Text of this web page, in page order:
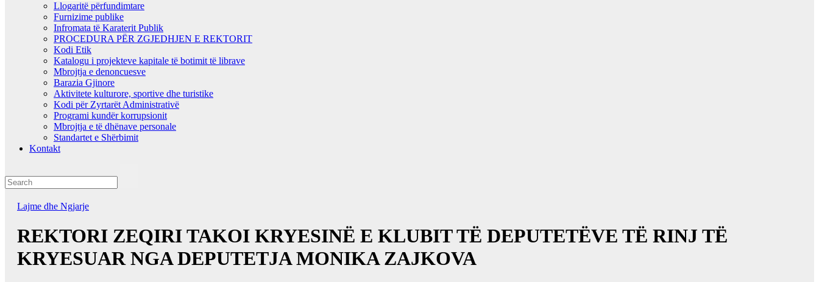
Llogaritë përfundimtare
Furnizime publike
Infromata të Karaterit Publik
PROCEDURA PËR ZGJEDHJEN E REKTORIT
Kodi Etik
Katalogu i projekteve kapitale të botimit të librave
Mbrojtja e denoncuesve
Barazia Gjinore
Aktivitete kulturore, sportive dhe turistike
Kodi për Zyrtarët Administrativë
Programi kundër korrupsionit
Mbrojtja e të dhënave personale
Standartet e Shërbimit
Kontakt
Lajme dhe Ngjarje
REKTORI ZEQIRI TAKOI KRYESINË E KLUBIT TË DEPUTETËVE TË RINJ TË
KRYESUAR NGA DEPUTETJA MONIKA ZAJKOVA